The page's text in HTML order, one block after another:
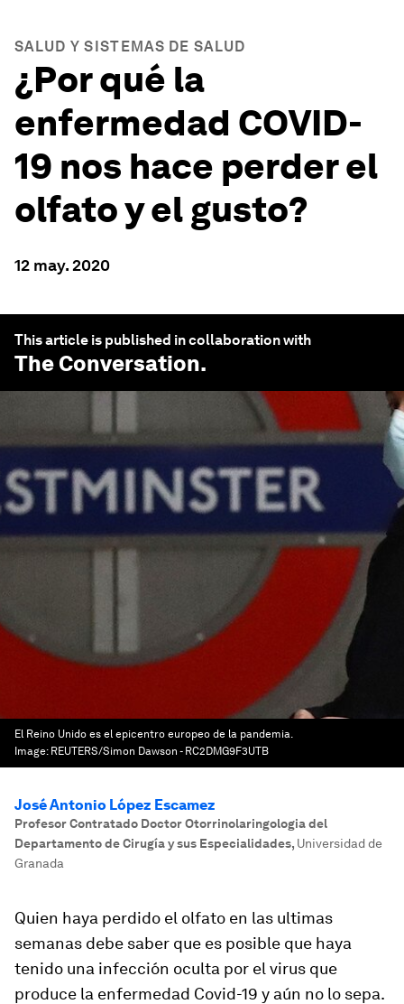
SALUD Y SISTEMAS DE SALUD
¿Por qué la
enfermedad COVID-
19 nos hace perder el
olfato y el gusto?
12 may. 2020
This article is published in collaboration with
The Conversation.
El Reino Unido es el epicentro europeo de la pandemia.
Image: REUTERS/Simon Dawson - RC2DMG9F3UTB
José Antonio López Escamez
Profesor Contratado Doctor Otorrinolaringologia del
Departamento de Cirugía y sus Especialidades, Universidad de
Granada
Quien haya perdido el olfato en las ultimas
semanas debe saber que es posible que haya
tenido una infección oculta por el virus que
produce la enfermedad Covid-19 y aún no lo sepa.